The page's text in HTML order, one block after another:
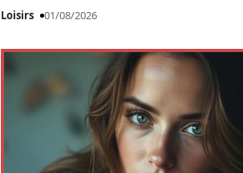
Loisirs 01/08/2026